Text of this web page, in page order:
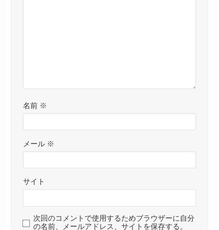
名前 ※
メール ※
サイト
次回のコメントで使用するためブラウザーに自分
の名前、メールアドレス、サイトを保存する。